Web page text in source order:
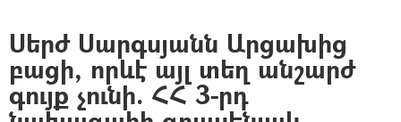
Սերժ Սարգսյանն Արցախից
բացի, որևէ այլ տեղ անշարժ
գույք չունի. ՀՀ 3-րդ